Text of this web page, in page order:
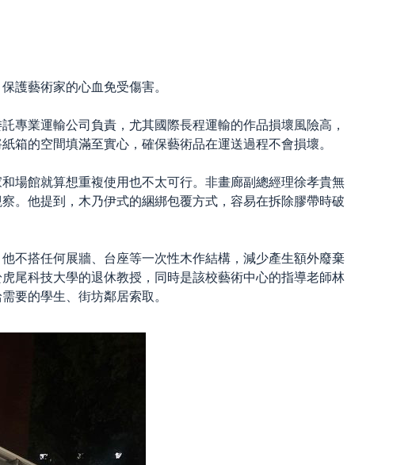
護藝術家的心血免受傷害。
專業運輸公司負責，尤其國際長程運輸的作品損壞風險高，
箱的空間填滿至實心，確保藝術品在運送過程不會損壞。
場館就算想重複使用也不太可行。 非畫廊副總經理徐孝貴無
。他提到，木乃伊式的綑綁包覆方式，容易在拆除膠帶時破
不搭任何展牆、台座等一次性木作結構，減少產生額外廢棄
尾科技大學的退休教授，同時是該校藝術中心的指導老師林
要的學生、街坊鄰居索取。